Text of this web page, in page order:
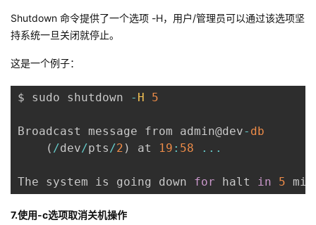
Shutdown 命令提供了一个选项 -H，用户/管理员可以通过该选项坚
持系统一旦关闭就停止。
这是一个例子：
$ sudo shutdown - H 5
Broadcast message from admin@dev- db
( /dev/pts/2 ) at 19 : 58 ...
The system is going down for halt in 5
7.使用-c选项取消关机操作